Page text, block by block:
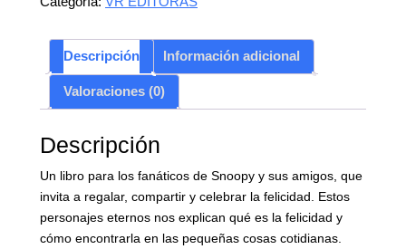
Descripción Información adicional
Valoraciones (0)
Descripción
Un libro para los fanáticos de Snoopy y sus amigos, que
invita a regalar, compartir y celebrar la felicidad. Estos
personajes eternos nos explican qué es la felicidad y
cómo encontrarla en las pequeñas cosas cotidianas.